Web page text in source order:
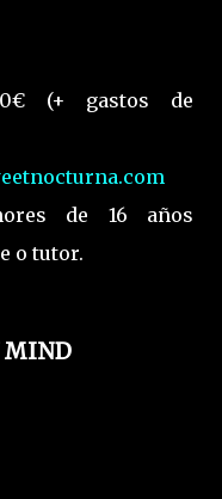
(+ gastos de
de 16 años
o tutor.
MIND